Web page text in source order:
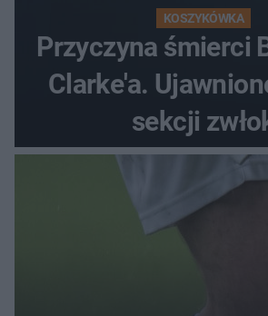
KOSZYKÓWKA
Przyczyna śmierci
Clarke'a.
sekcji